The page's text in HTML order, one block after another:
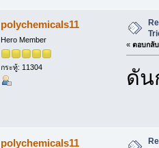
polychemicals11
Hero Member
กระทู้: 11304
« ตอบกลั
ดัน
polychemicals11